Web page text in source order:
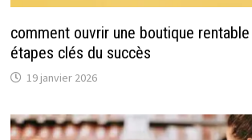
comment ouvrir une boutique
étapes clés du succès
19 janvier 2026